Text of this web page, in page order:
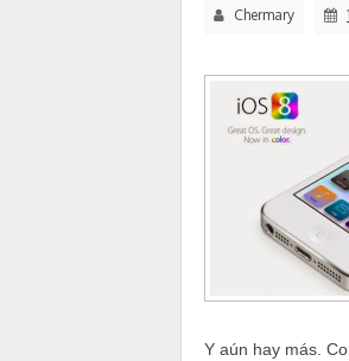
Chermary
Y aún hay más.